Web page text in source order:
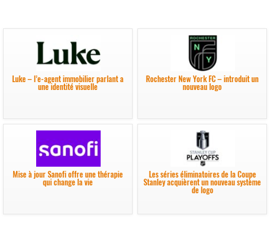
Luke – l’e-agent immobilier parlant a
une identité visuelle
Rochester New York FC – introduit un
nouveau logo
Mise à jour Sanofi offre une thérapie
qui change la vie
Les séries éliminatoires de la Coupe
Stanley acquièrent un nouveau système
de logo